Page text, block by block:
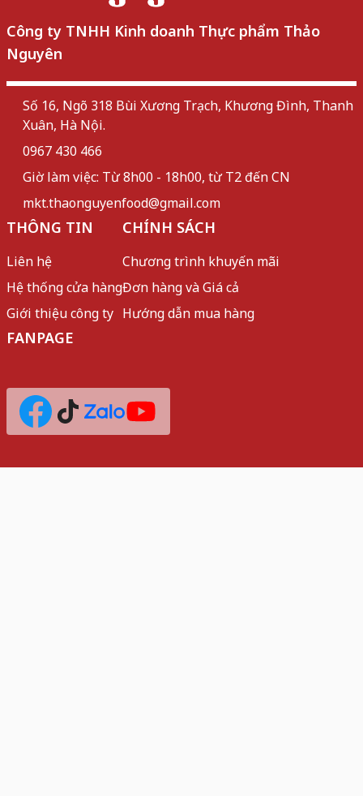
Công ty TNHH Kinh doanh Thực phẩm Thảo
Nguyên
Số 16, Ngõ 318 Bùi Xương Trạch, Khương Đình, Thanh
Xuân, Hà Nội.
0967 430 466
Giờ làm việc: Từ 8h00 - 18h00, từ T2 đến CN
mkt.thaonguyenfood@gmail.com
THÔNG TIN
Liên hệ
Hệ thống cửa hàng
Giới thiệu công ty
CHÍNH SÁCH
Chương trình khuyến mãi
Đơn hàng và Giá cả
Hướng dẫn mua hàng
FANPAGE